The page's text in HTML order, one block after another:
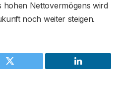
Nettovermögens wird
noch weiter steigen.
Twitter LinkedIn